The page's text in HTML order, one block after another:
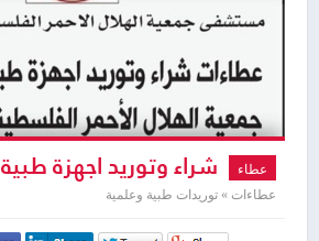
عطاء شراء وتوريد اجهزة طبية
عطاءات » توريدات طبية وعلمية